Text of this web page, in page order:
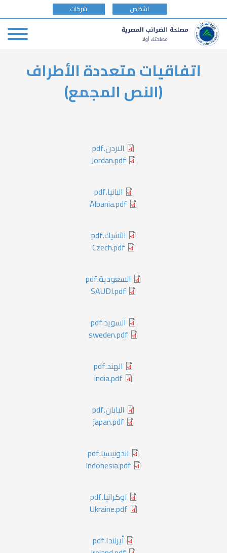
type
اشخاص شركات
اتفاقيات متعددة الأطراف
(النص المجمع)
الاردن.pdf
Jordan.pdf
البانيا.pdf
Albania.pdf
التشيك.pdf
Czech.pdf
السعودية.pdf
SAUDI.pdf
السويد.pdf
sweden.pdf
الهند.pdf
india.pdf
اليابان.pdf
japan.pdf
اندونيسيا.pdf
Indonesia.pdf
اوكرانيا.pdf
Ukraine.pdf
أيرلندا.pdf